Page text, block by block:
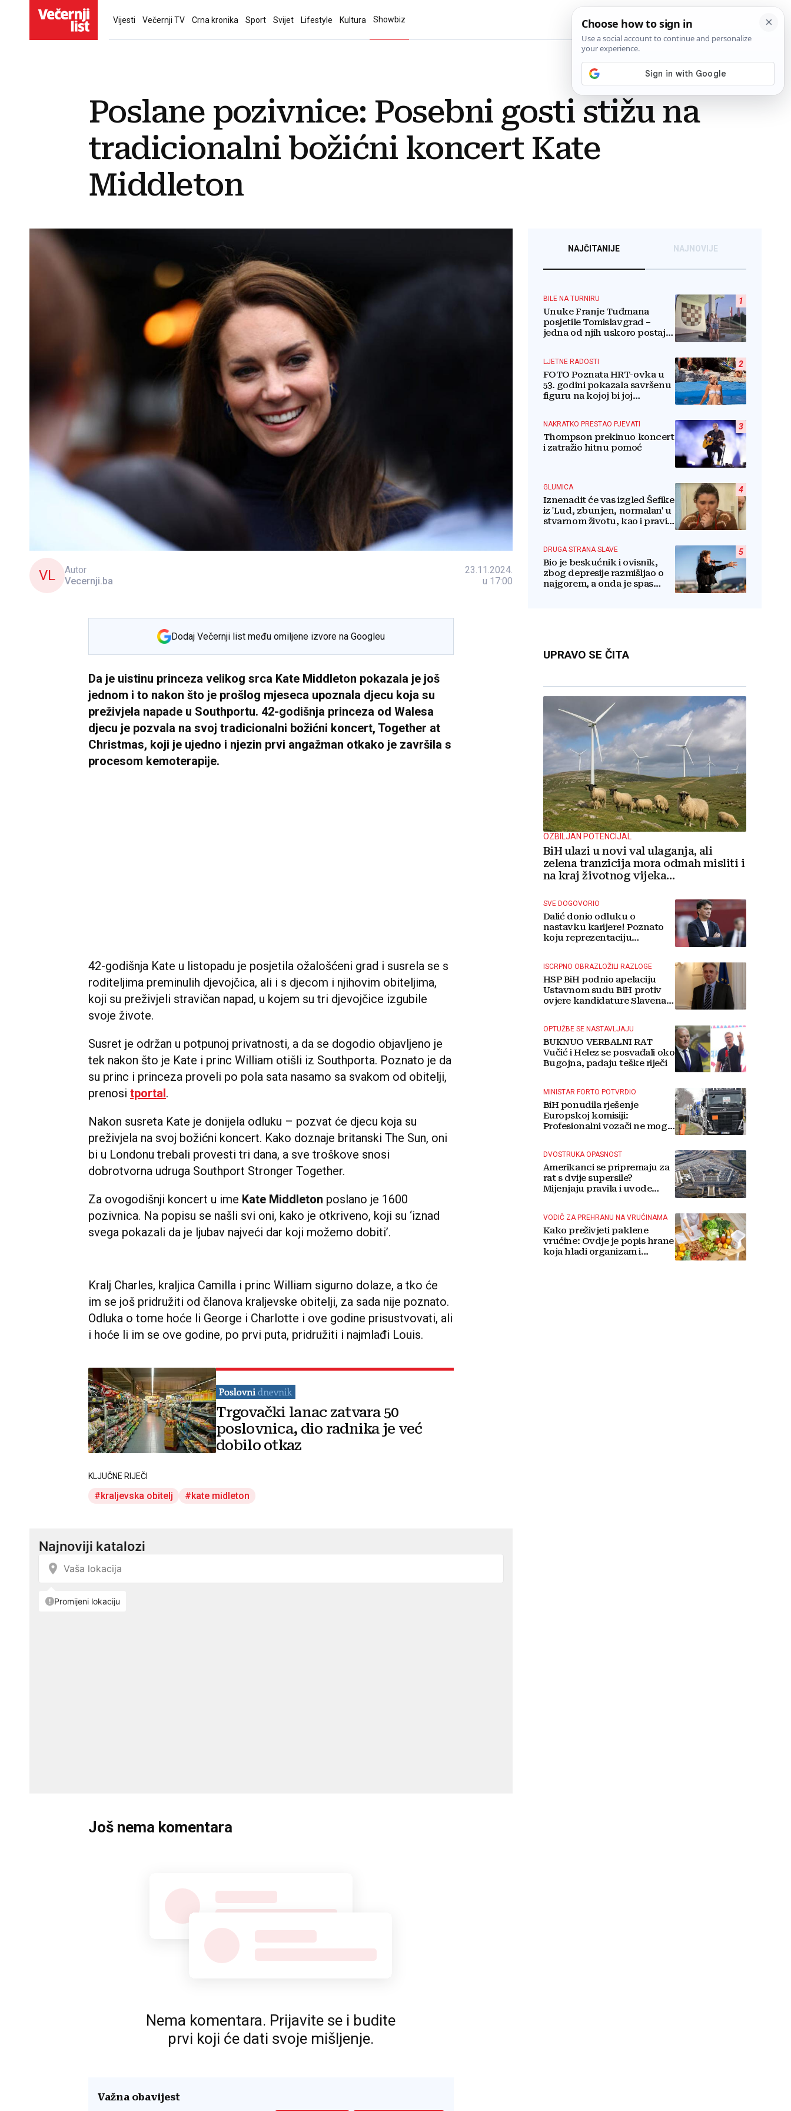
Vijesti Večernji TV Crna kronika Sport Svijet Lifestyle Kultura Showbiz
Poslane pozivnice: Posebni gosti stižu na
tradicionalni božićni koncert Kate
Middleton
VL
Autor
Vecernji.ba
23.11.2024.
u 17:00
Dodaj Večernji list među omiljene izvore na Googleu
Da je uistinu princeza velikog srca Kate Middleton pokazala je još
jednom i to nakon što je prošlog mjeseca upoznala djecu koja su
preživjela napade u Southportu. 42-godišnja princeza od Walesa
djecu je pozvala na svoj tradicionalni božićni koncert, Together at
Christmas, koji je ujedno i njezin prvi angažman otkako je završila s
procesom kemoterapije.
42-godišnja Kate u listopadu je posjetila ožalošćeni grad i susrela se s
roditeljima preminulih djevojčica, ali i s djecom i njihovim obiteljima,
koji su preživjeli stravičan napad, u kojem su tri djevojčice izgubile
svoje živote.
Susret je održan u potpunoj privatnosti, a da se dogodio objavljeno je
tek nakon što je Kate i princ William otišli iz Southporta. Poznato je da
su princ i princeza proveli po pola sata nasamo sa svakom od obitelji,
prenosi tportal.
Nakon susreta Kate je donijela odluku – pozvat će djecu koja su
preživjela na svoj božićni koncert. Kako doznaje britanski The Sun, oni
bi u Londonu trebali provesti tri dana, a sve troškove snosi
dobrotvorna udruga Southport Stronger Together.
Za ovogodišnji koncert u ime Kate Middleton poslano je 1600
pozivnica. Na popisu se našli svi oni, kako je otkriveno, koji su ‘iznad
svega pokazali da je ljubav najveći dar koji možemo dobiti’.
Kralj Charles, kraljica Camilla i princ William sigurno dolaze, a tko će
im se još pridružiti od članova kraljevske obitelji, za sada nije poznato.
Odluka o tome hoće li George i Charlotte i ove godine prisustvovati, ali
i hoće li im se ove godine, po prvi puta, pridružiti i najmlađi Louis.
Trgovački lanac zatvara 50
poslovnica, dio radnika je već
dobilo otkaz
KLJUČNE RIJEČI
kraljevska obitelj kate midleton
Još nema komentara
Nema komentara. Prijavite se i budite
prvi koji će dati svoje mišljenje.
Važna obavijest
NAJČITANIJE NAJNOVIJE
1
BILE NA TURNIRU
Unuke Franje Tuđmana
posjetile Tomislavgrad –
jedna od njih uskoro postaje
2
LJETNE RADOSTI
FOTO Poznata HRT-ovka u
53. godini pokazala savršenu
figuru na kojoj bi joj
3
NAKRATKO PRESTAO PJEVATI
Thompson prekinuo koncert
i zatražio hitnu pomoć
4
GLUMICA
Iznenadit će vas izgled Šefike
iz 'Lud, zbunjen, normalan' u
stvarnom životu, kao i pravi
5
DRUGA STRANA SLAVE
Bio je beskućnik i ovisnik,
zbog depresije razmišljao o
najgorem, a onda je spas
UPRAVO SE ČITA
OZBILJAN POTENCIJAL
BiH ulazi u novi val ulaganja, ali
zelena tranzicija mora odmah misliti i
na kraj životnog vijeka
SVE DOGOVORIO
Dalić donio odluku o
nastavku karijere! Poznato
koju reprezentaciju
ISCRPNO OBRAZLOŽILI RAZLOGE
HSP BiH podnio apelaciju
Ustavnom sudu BiH protiv
ovjere kandidature Slavena
OPTUŽBE SE NASTAVLJAJU
BUKNUO VERBALNI RAT
Vučić i Helez se posvađali oko
Bugojna, padaju teške riječi
MINISTAR FORTO POTVRDIO
BiH ponudila rješenje
Europskoj komisiji:
Profesionalni vozači ne mogu
DVOSTRUKA OPASNOST
Amerikanci se pripremaju za
rat s dvije supersile?
Mijenjaju pravila i uvode
VODIČ ZA PREHRANU NA VRUĆINAMA
Kako preživjeti paklene
vrućine: Ovdje je popis hrane
koja hladi organizam i